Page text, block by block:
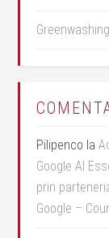
Pilipenco la
Google AI
prin
Google –